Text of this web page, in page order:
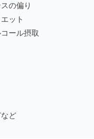
の偏り
ット
ール摂取
ど